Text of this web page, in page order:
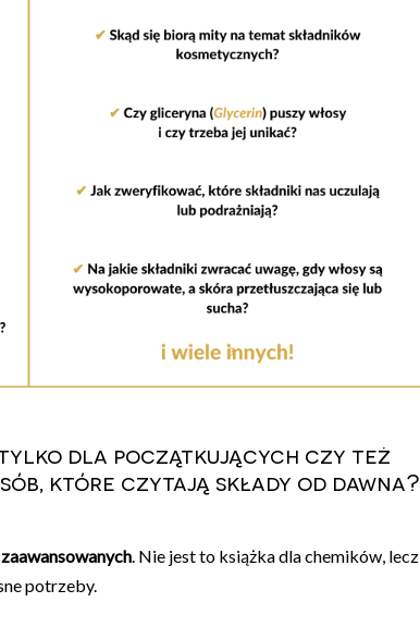
dla początkujących czy też
które czytają składy od dawna?
. Nie jest to książka dla chemików, lecz
potrzeby.